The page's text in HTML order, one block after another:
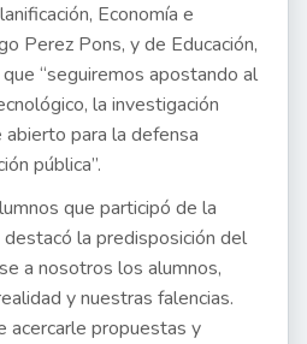
Economía e
Perez Pons, y de Educación,
“seguiremos apostando al
la investigación
para la defensa
pública”.
que participó de la
destacó la predisposición del
a nosotros los alumnos,
y nuestras falencias.
acercarle propuestas y